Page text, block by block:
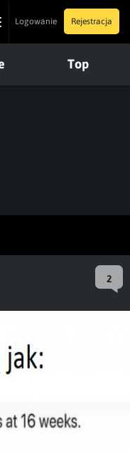
Logowanie Rejestracja
Top
2